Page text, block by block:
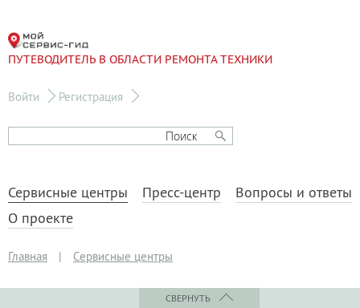
ПУТЕВОДИТЕЛЬ В ОБЛАСТИ РЕМОНТА ТЕХНИКИ
Войти Регистрация
Сервисные центры Пресс-центр
Вопросы и ответы
О проекте
Главная | Сервисные центры
СВЕРНУТЬ